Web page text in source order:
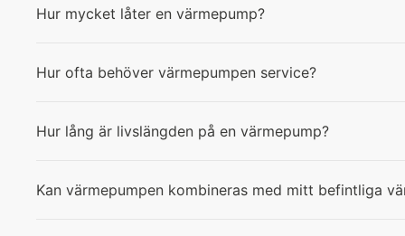
Hur mycket låter en värmepump?
Hur ofta behöver värmepumpen service?
Hur lång är livslängden på en värmepump?
Kan värmepumpen kombineras med mitt befintliga